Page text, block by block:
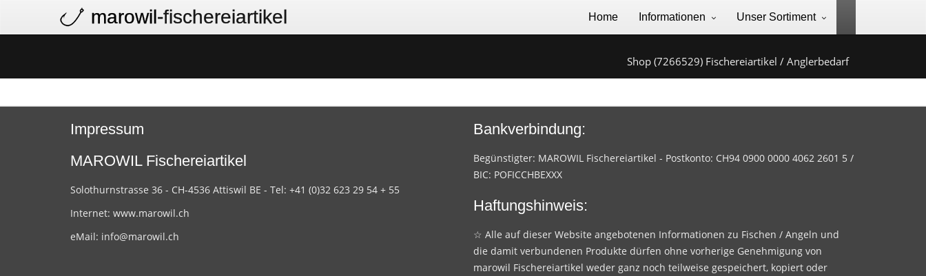
marowil-fischereiartikel Home Informationen Unser Sortiment
Shop (7266529) Fischereiartikel / Anglerbedarf
Impressum
MAROWIL Fischereiartikel
Solothurnstrasse 36 - CH-4536 Attiswil BE - Tel: +41 (0)32 623 29 54 + 55
Internet: www.marowil.ch
eMail: info@marowil.ch
Bankverbindung:
Begünstigter: MAROWIL Fischereiartikel - Postkonto: CH94 0900 0000 4062 2601 5 /
BIC: POFICCHBEXXX
Haftungshinweis:
☆ Alle auf dieser Website angebotenen Informationen zu Fischen / Angeln und
die damit verbundenen Produkte dürfen ohne vorherige Genehmigung von
marowil Fischereiartikel weder ganz noch teilweise gespeichert, kopiert oder